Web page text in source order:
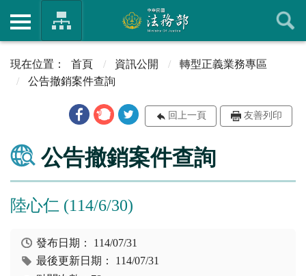
首頁 資訊公開
轉型正義業務專區
公告撤銷案件查詢
回上一頁 友善列印
公告撤銷案件查詢
陸心仁 (114/6/30)
發布日期： 114/07/31
最後更新日期： 114/07/31